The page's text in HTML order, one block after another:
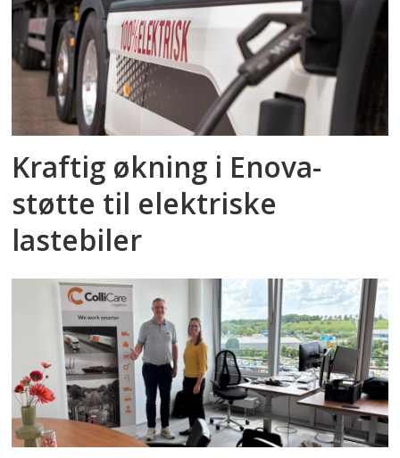
Kraftig økning i Enova-
støtte til elektriske
lastebiler